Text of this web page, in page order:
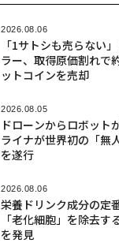
2026.08.06
「1サトシも売らない
ラー、取得原価割れで
ットコインを売却
2026.08.05
ドローンからロボット
ライナが世界初の「無
を遂行
2026.08.06
栄養ドリンク成分の定
「老化細胞」を除去す
を発見